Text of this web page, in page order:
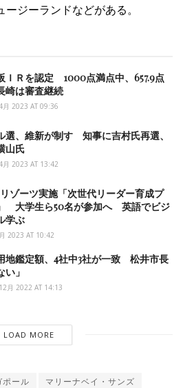
ジーランドなどがある。
ＩＲを認定 1000点満点中、657.9点
は審査継続
月 2023 AT 09:36
選、維新が制す 知事に吉村氏再選、
山氏
月 2023 AT 13:42
ゾーツ実施「次世代リーダー育成プ
大学生ら50名が参加へ 英語でビジ
学ぶ
2023 AT 10:42
地鑑定額、4社中3社が一致 松井市長
い」
月 2022 AT 14:13
LOAD MORE
ポール
マリーナベイ・サンズ